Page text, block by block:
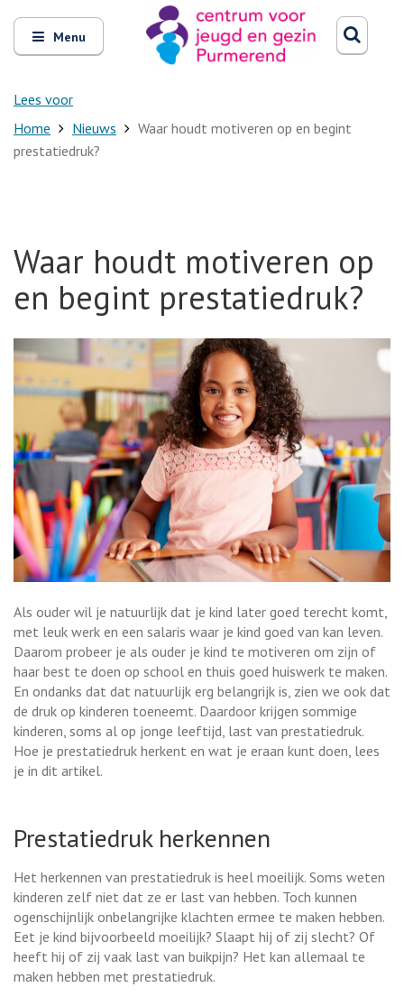
Open
en
sluit
Menu
Lees voor
Zoeken
Home Nieuws
Waar houdt motiveren op en begint
prestatiedruk?
Waar houdt motiveren op
en begint prestatiedruk?
Als ouder wil je natuurlijk dat je kind later goed terecht komt,
met leuk werk en een salaris waar je kind goed van kan leven.
Daarom probeer je als ouder je kind te motiveren om zijn of
haar best te doen op school en thuis goed huiswerk te maken.
En ondanks dat dat natuurlijk erg belangrijk is, zien we ook dat
de druk op kinderen toeneemt. Daardoor krijgen sommige
kinderen, soms al op jonge leeftijd, last van prestatiedruk.
Hoe je prestatiedruk herkent en wat je eraan kunt doen, lees
je in dit artikel.
Prestatiedruk herkennen
Het herkennen van prestatiedruk is heel moeilijk. Soms weten
kinderen zelf niet dat ze er last van hebben. Toch kunnen
ogenschijnlijk onbelangrijke klachten ermee te maken hebben.
Eet je kind bijvoorbeeld moeilijk? Slaapt hij of zij slecht? Of
heeft hij of zij vaak last van buikpijn? Het kan allemaal te
maken hebben met prestatiedruk.